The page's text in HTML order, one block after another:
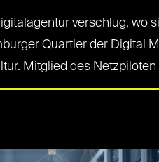
verschlug, wo
Quartier der Digital
Mitglied des